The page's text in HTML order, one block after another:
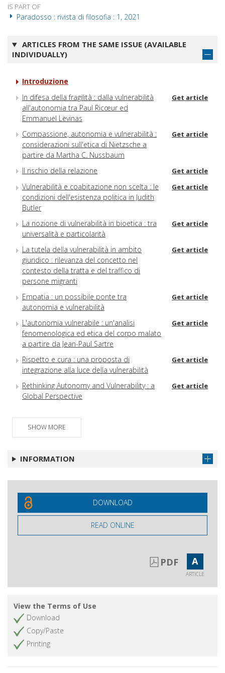
IS PART OF
Paradosso : rivista di filosofia : 1, 2021
ARTICLES FROM THE SAME ISSUE (AVAILABLE
INDIVIDUALLY)
Introduzione
In difesa della fragilità : dalla vulnerabilità
all'autonomia tra Paul Ricœur ed
Emmanuel Levinas
Get article
Compassione, autonomia e vulnerabilità :
considerazioni sull'etica di Nietzsche a
partire da Martha C. Nussbaum
Get article
Il rischio della relazione Get article
Vulnerabilità e coabitazione non scelta : le
condizioni dell'esistenza politica in Judith
Butler
Get article
La nozione di vulnerabilità in bioetica : tra
universalità e particolarità
Get article
La tutela della vulnerabilità in ambito
giuridico : rilevanza del concetto nel
contesto della tratta e del traffico di
persone migranti
Get article
Empatia : un possibile ponte tra
autonomia e vulnerabilità
Get article
L'autonomia vulnerabile : un'analisi
fenomenologica ed etica del corpo malato
a partire da Jean-Paul Sartre
Get article
Rispetto e cura : una proposta di
integrazione alla luce della vulnerabilità
Get article
Rethinking Autonomy and Vulnerability : a
Global Perspective
Get article
Gli autori
SHOW MORE
INFORMATION
DOWNLOAD
READ ONLINE
PDF A
ARTICLE
View the Terms of Use
Download
Copy/Paste
Printing